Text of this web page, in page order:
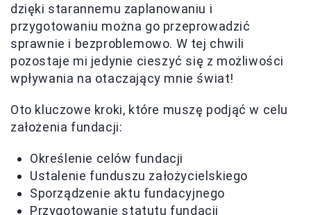
dzięki starannemu zaplanowaniu i
przygotowaniu można go przeprowadzić
sprawnie i bezproblemowo. W tej chwili
pozostaje mi jedynie cieszyć się z możliwości
wpływania na otaczający mnie świat!
Oto kluczowe kroki, które muszę podjąć w celu
założenia fundacji:
Określenie celów fundacji
Ustalenie funduszu założycielskiego
Sporządzenie aktu fundacyjnego
Przygotowanie statutu fundacji